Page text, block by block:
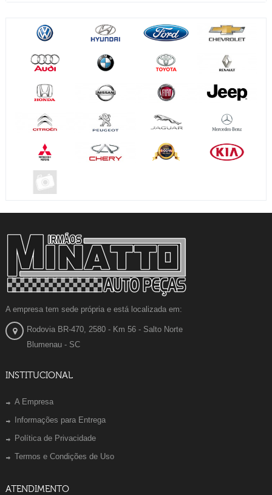
A empresa tem sede própria e está localizada em:
Rodovia BR-470, 2580 - Km 56 - Salto Norte
Blumenau - SC
INSTITUCIONAL
A Empresa
Informações para Entrega
Política de Privacidade
Termos e Condições de Uso
ATENDIMENTO